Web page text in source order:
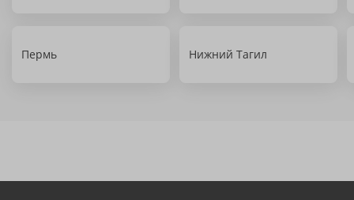
Пермь Нижний Тагил